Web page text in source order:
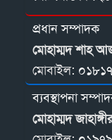
প্রধান সম্পাদক
মোহাম্মদ শাহ
মোবাইল:
ব্যবস্থাপনা
মোহাম্মদ